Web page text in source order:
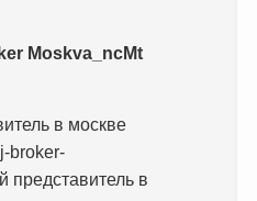
Moskva_ncMt
в москве
broker-
представитель в